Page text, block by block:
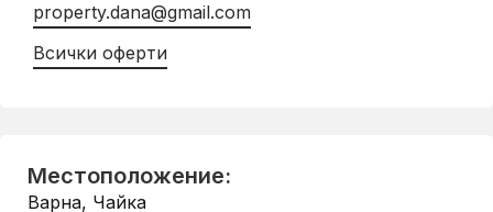
property.dana@gmail.com
Всички оферти
Местоположение:
Варна, Чайка